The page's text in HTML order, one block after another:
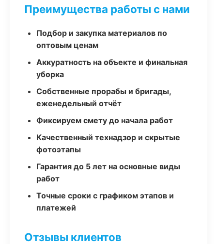
Преимущества работы с нами
Подбор и закупка материалов по
оптовым ценам
Аккуратность на объекте и финальная
уборка
Собственные прорабы и бригады,
еженедельный отчёт
Фиксируем смету до начала работ
Качественный технадзор и скрытые
фотоэтапы
Гарантия до 5 лет на основные виды
работ
Точные сроки с графиком этапов и
платежей
Отзывы клиентов